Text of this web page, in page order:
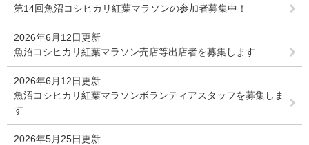
第14回魚沼コシヒカリ紅葉マラソンの参加者募集中！
2026年6月12日更新
魚沼コシヒカリ紅葉マラソン売店等出店者を募集します
2026年6月12日更新
魚沼コシヒカリ紅葉マラソンボランティアスタッフを募集しま
す
2026年5月25日更新